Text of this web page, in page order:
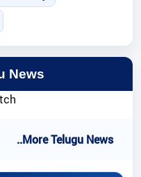
News
..More Telugu News